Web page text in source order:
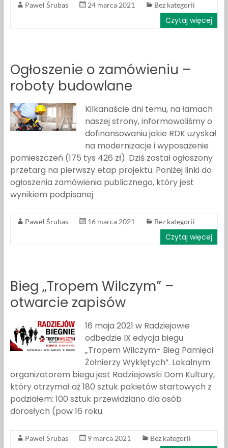
Paweł Śrubas 24 marca 2021 Bez kategorii
Czytaj więcej
Ogłoszenie o zamówieniu –
roboty budowlane
Kilkanaście dni temu, na łamach
naszej strony, informowaliśmy o
dofinansowaniu jakie RDK uzyskał
na modernizacje i wyposażenie
pomieszczeń (175 tys 426 zł). Dziś został ogłoszony
przetarg na pierwszy etap projektu. Poniżej linki do
ogłoszenia zamówienia publicznego, który jest
wynikiem podpisanej
Paweł Śrubas 16 marca 2021 Bez kategorii
Czytaj więcej
Bieg „Tropem Wilczym” –
otwarcie zapisów
16 maja 2021 w Radziejowie
odbędzie IX edycja biegu
„Tropem Wilczym- Bieg Pamięci
Żołnierzy Wyklętych”. Lokalnym
organizatorem biegu jest Radziejowski Dom Kultury,
który otrzymał aż 180 sztuk pakietów startowych z
podziałem: 100 sztuk przewidziano dla osób
dorosłych (pow 16 roku
Paweł Śrubas 9 marca 2021 Bez kategorii